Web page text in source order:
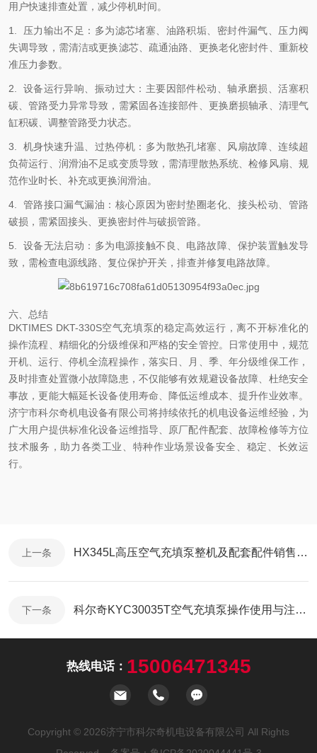
用户快速排查处置，减少停机时间。
1. 压力输出不足：多为滤芯堵塞、油路积垢、密封件漏气、压力阀
失调导致，需清洁或更换滤芯、疏通油路、更换老化密封件、重新校
准压力参数。
2. 设备运行异响、振动过大：主要因部件松动、轴承磨损、活塞积
碳、管路受力异常导致，需紧固各连接部件、更换磨损轴承、清理气
缸积碳、调整管路受力状态。
3. 机身快速升温、过热停机：多为散热孔堵塞、风扇故障、连续超
负荷运行、润滑油不足或变质导致，需清理散热系统、检修风扇、规
范作业时长、补充或更换润滑油。
4. 管路接口漏气漏油：核心原因为密封垫圈老化、接头松动、管路
破损，需紧固接头、更换密封件与破损管路。
5. 设备无法启动：多为电源接触不良、电路故障、保护装置触发导
致，需检查电源线路、复位保护开关，排查并修复电路故障。
六、总结
DKTIMES DKT-330S空气充填泵的稳定高效运行，离不开标准化的
操作流程、精细化的分级维保和严格的安全管控。日常使用中，规范
开机、运行、停机全流程操作，落实日、月、季、年分级维保工作，
及时排查处置微小故障隐患，不仅能够有效规避设备故障、杜绝安全
事故，更能大幅延长设备使用寿命、降低运维成本、提升作业效率。
济宁市科尔奇机电设备有限公司将持续依托的机电设备运维经验，为
广大用户提供标准化设备运维指导、原厂配件配套、故障检修等方位
技术服务，助力各类工业、特种作业场景设备安全、稳定、长效运
行。
上一条 HX345L高压空气充填泵整机及配套配件销售与标准化应用技术解析
下一条 科尔奇KYC30035T空气充填泵操作使用与注意事项
热线电话： 15006471345
Copyright © 2026济宁市科尔奇机电设备有限公司 All Rights